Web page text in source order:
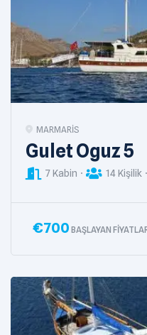
MARMARIS
Gulet Oguz 5
7 Kabin 14 Kişilik
€700 BAŞLAYAN